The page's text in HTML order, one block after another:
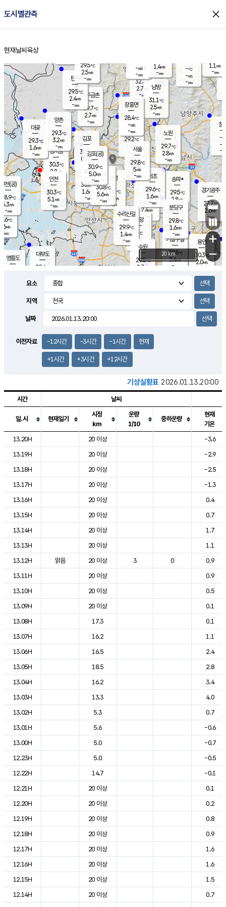
도시별관측 close
홈
현재날씨 육상
의도
℃
m/s
mm
영흥도
양주
32.3℃
2.7
-mm
과천
29.1℃
2.4m/s
- mm
용인
30.3℃
2.0m/s
경기광주
27.7℃
2.6m/s
-mm
3.8m/s
대부도
29.4
경서동
30.3℃
2.8 m/s
-mm
파주금촌
29.7℃
2.7m/s
-mm
-℃
-m/s
-mm
대곶
29.3℃
1.6m/s
-mm
창
-
-m/
-
탄현
29.5℃
2.4m/s
-mm
1.1 m/s
-mm
의왕
- ℃
m/s
mm
김포
30.2℃
0.7 m/s
mm
광명
30.5 ℃
2.3 m/s
-mm
부천
30.5℃
1.6m/s
-mm
양촌
29.3℃
3.2m/s
-mm
구로
30.8℃
5.6m/s
-mm
은평
29.2℃
2.9 m/s
- mm
노원
29.7℃
2.8m/s
-mm
송파*
29.5℃
2.8m/s
-mm
서초
29.6℃
1.6m/s
-mm
남방
31.1℃
2.5m/s
-mm
기흥구갈
29.8℃
2.4m/s
-
수리산길
29.9℃
1.4m/s
-mm
분당구
29.8℃
1.6m/s
-mm
장흥면
28.4℃
-m/s
-mm
-m/s
-mm
인천(공)
28.9℃
5.3m/s
-mm
김포(공)
30.9℃
5.0m/s
-mm
수원
29.5℃
2.7 m/s
인천
30.3℃
5.1 m/s
-mm
서울
29.8℃
5m/s
-mm
29.5℃
2.5m/s
-mm
1.4m/s
-mm
+
−
20 km
요소
지역
날짜
이전자료 -12시간 -3시간 -1시간 현재
+1시간 +3시간 +12시간
기상실황표 2026.01.13.20:00
도시별 기상실황표로 지점, 날씨, 기온, 강수, 바람, 기압등을 안내한 표입
시간 날씨
일.시 현재일기
시정
km
운량
1/10
중하운량
현재
기온
13.20H
20 이상
-3.6
13.19H
20 이상
-2.9
13.18H
20 이상
-2.5
13.17H
20 이상
-1.3
13.16H
20 이상
0.4
13.15H
20 이상
0.7
13.14H
20 이상
1.7
13.13H
20 이상
1.1
13.12H
맑음 20 이상 3 0
0.9
13.11H
20 이상
0.9
13.10H
20 이상
0.5
13.09H
20 이상
0.1
13.08H
17.3
0.1
13.07H
16.2
1.1
13.06H
16.5
2.4
13.05H
18.5
2.8
13.04H
16.2
3.4
13.03H
13.3
4.0
13.02H
5.3
0.7
13.01H
5.6
-0.6
13.00H
5.0
-0.7
12.23H
5.0
-0.5
12.22H
14.7
-0.1
12.21H
20 이상
0.1
12.20H
20 이상
0.2
12.19H
20 이상
0.8
12.18H
20 이상
0.9
12.17H
20 이상
1.6
12.16H
20 이상
1.6
12.15H
20 이상
1.5
12.14H
20 이상
0.7